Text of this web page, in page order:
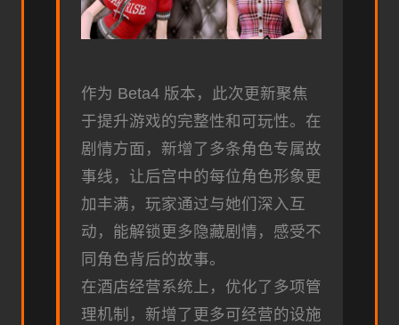
作为 Beta4 版本，此次更新聚焦
于提升游戏的完整性和可玩性。在
剧情方面，新增了多条角色专属故
事线，让后宫中的每位角色形象更
加丰满，玩家通过与她们深入互
动，能解锁更多隐藏剧情，感受不
同角色背后的故事。
在酒店经营系统上，优化了多项管
理机制，新增了更多可经营的设施